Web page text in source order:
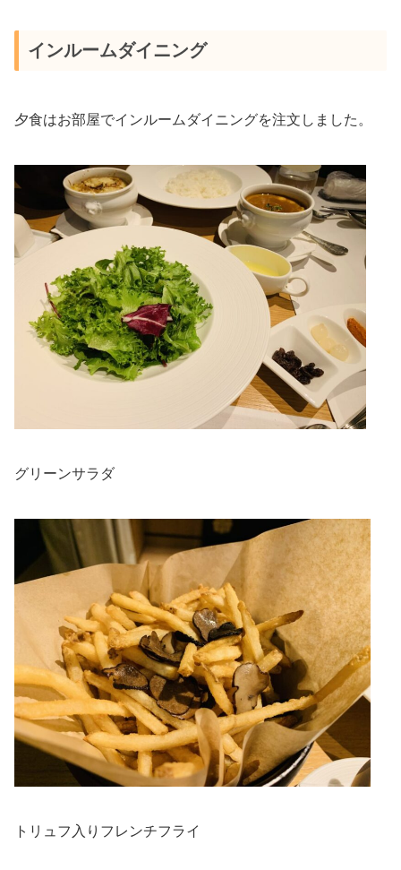
インルームダイニング
夕食はお部屋でインルームダイニングを注文しました。
グリーンサラダ
トリュフ入りフレンチフライ